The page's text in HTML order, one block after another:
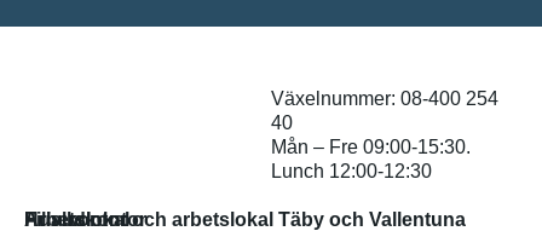
Växelnummer: 08-400 254
40
Mån – Fre 09:00-15:30.
Lunch 12:00-12:30
Huvudkontor
Arbetslokal
Filialkontor och arbetslokal Täby och Vallentuna